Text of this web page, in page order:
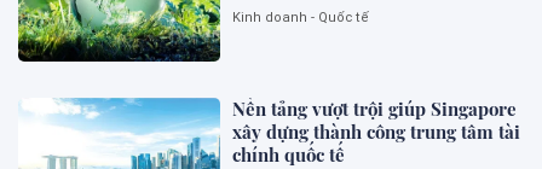
Kinh doanh - Quốc tế
Nền tảng vượt trội giúp Singapore
xây dựng thành công trung tâm tài
chính quốc tế